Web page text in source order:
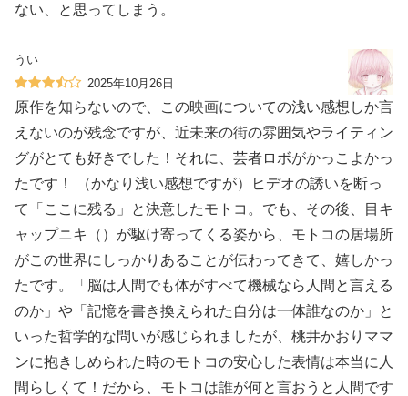
ない、と思ってしまう。
うい
2025年10月26日
原作を知らないので、この映画についての浅い感想しか言
えないのが残念ですが、近未来の街の雰囲気やライティン
グがとても好きでした！それに、芸者ロボがかっこよかっ
たです！ （かなり浅い感想ですが）ヒデオの誘いを断っ
て「ここに残る」と決意したモトコ。でも、その後、目キ
ャップニキ（）が駆け寄ってくる姿から、モトコの居場所
がこの世界にしっかりあることが伝わってきて、嬉しかっ
たです。️「脳は人間でも体がすべて機械なら人間と言える
のか」や「記憶を書き換えられた自分は一体誰なのか」と
いった哲学的な問いが感じられましたが、桃井かおりママ
ンに抱きしめられた時のモトコの安心した表情は本当に人
間らしくて！だから、モトコは誰が何と言おうと人間です